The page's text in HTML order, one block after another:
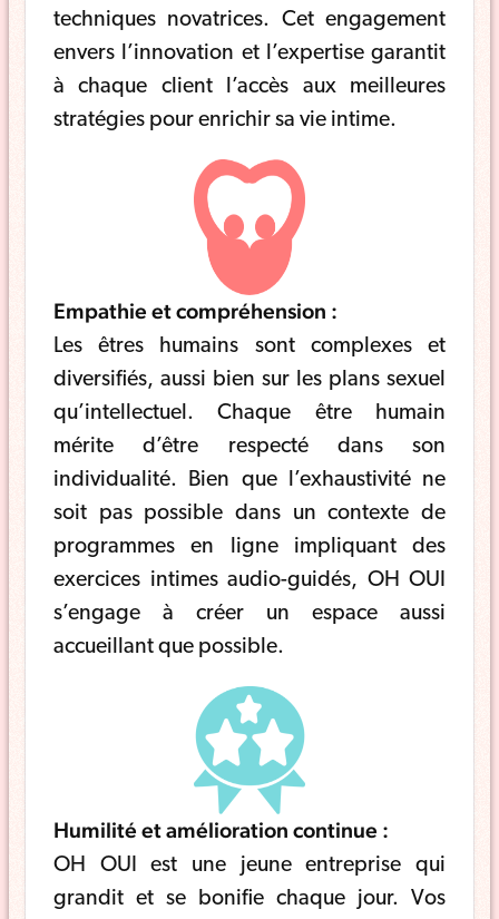
techniques novatrices. Cet engagement
envers l’innovation et l’expertise garantit
à chaque client l’accès aux meilleures
stratégies pour enrichir sa vie intime.
Empathie et compréhension :
Les êtres humains sont complexes et
diversifiés, aussi bien sur les plans sexuel
qu’intellectuel. Chaque être humain
mérite d’être respecté dans son
individualité. Bien que l’exhaustivité ne
soit pas possible dans un contexte de
programmes en ligne impliquant des
exercices intimes audio-guidés, OH OUI
s’engage à créer un espace aussi
accueillant que possible.
Humilité et amélioration continue :
OH OUI est une jeune entreprise qui
grandit et se bonifie chaque jour. Vos